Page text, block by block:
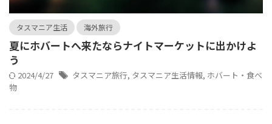
タスマニア生活 海外旅行
夏にホバートへ来たならナイトマーケットに出かけよ
う
2024/4/27 タスマニア旅行, タスマニア生活情報, ホバート・食べ
物